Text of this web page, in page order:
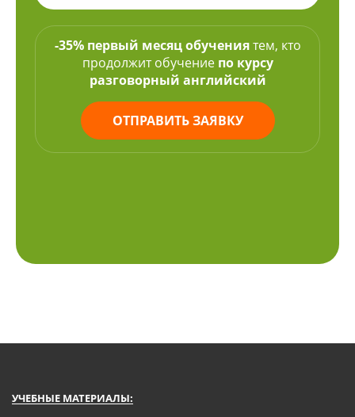
-35% первый месяц обучениятем, кто
продолжит обучение по курсу
разговорный английский
ОТПРАВИТЬ ЗАЯВКУ
УЧЕБНЫЕ МАТЕРИАЛЫ: